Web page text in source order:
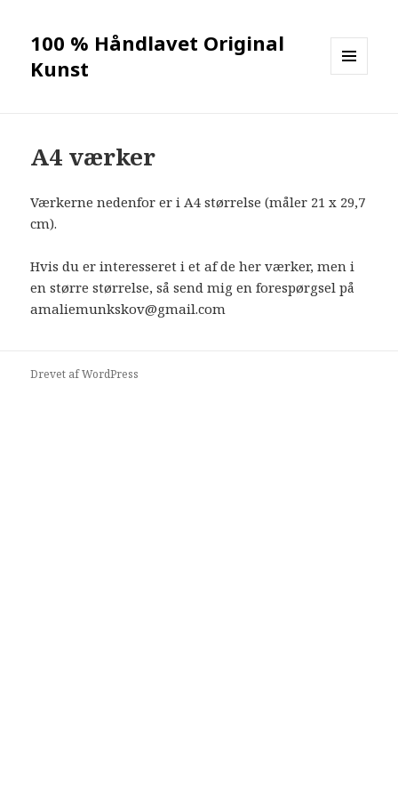
100 % Håndlavet Original
Kunst
A4 værker
Værkerne nedenfor er i A4 størrelse (måler 21 x 29,7
cm).
Hvis du er interesseret i et af de her værker, men i
en større størrelse, så send mig en forespørgsel på
amaliemunkskov@gmail.com
Drevet af WordPress